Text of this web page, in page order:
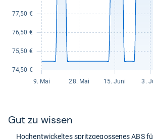
Gut zu wis­sen
Hoch­ent­wi­ckel­tes spritz­ge­gos­se­nes ABS